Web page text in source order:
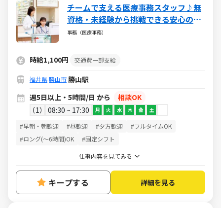
チームで支える医療事務スタッフ♪無
資格・未経験から挑戦できる安心の環
境／週5日・1日5h～・日祝休み
事務（医療事務）
時給1,100円 交通費一部支給
福井県勝山市 勝山駅
週5日以上・5時間/日 から
相談OK
1
08:30 ~ 17:30 月 火 水 木 金 土
#早朝・朝歓迎 #昼歓迎 #夕方歓迎
#フルタイムOK
#ロング(～6時間)OK
#固定シフト
仕事内容を見てみる
キープする 詳細を見る